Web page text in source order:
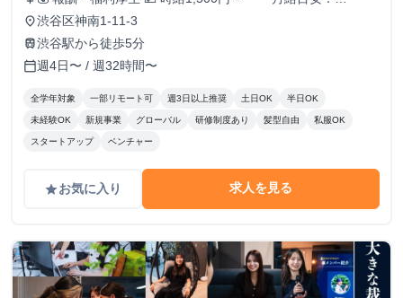
200,000円〜300,000円 ✅ スキル・実績に応じて昇給あり！
（半年ごとに査定） 🏠 住まいのサポートも充実！ 🔹 家賃
補助（最大3万円/月） ┗ 渋谷周辺に住んでいる or 住む予
定のメンバーを対象に支給！ 📚️休学中の希望者には、休学
費用の全額負担あり
place渋谷区神南1-11-3
train渋谷駅から徒歩5分
calendar_today週4日〜 / 週32時間〜
全学年対象 一部リモート可 週3日以上推奨 土日OK 半日OK
未経験OK 新規事業 グローバル 研修制度あり 髪型自由 私服OK
スタートアップ ベンチャー
gradeお気に入り 求人を見る